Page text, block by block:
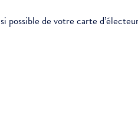
possible de votre carte